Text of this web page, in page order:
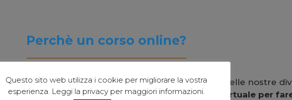
Perchè un corso online?
successo all’insegnamento delle lingue straniere nelle nostre
corsi online è semplicementesfruttare un’aula virtuale per
Questo sito web utilizza i cookie per migliorare la vostra
esperienza. Leggi la privacy per maggiori informazioni.